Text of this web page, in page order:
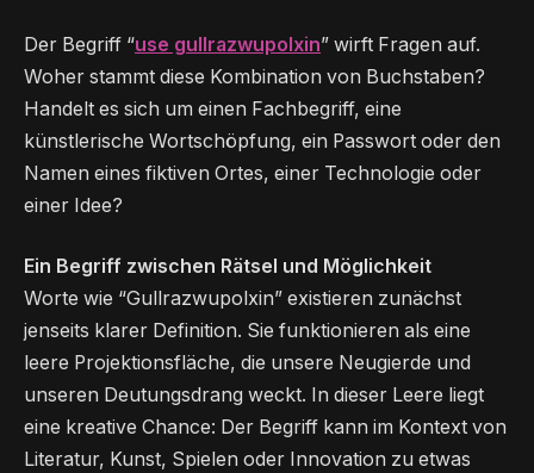
Der Begriff “use gullrazwupolxin” wirft Fragen auf.
Woher stammt diese Kombination von Buchstaben?
Handelt es sich um einen Fachbegriff, eine
künstlerische Wortschöpfung, ein Passwort oder den
Namen eines fiktiven Ortes, einer Technologie oder
einer Idee?
Ein Begriff zwischen Rätsel und Möglichkeit
Worte wie “Gullrazwupolxin” existieren zunächst
jenseits klarer Definition. Sie funktionieren als eine
leere Projektionsfläche, die unsere Neugierde und
unseren Deutungsdrang weckt. In dieser Leere liegt
eine kreative Chance: Der Begriff kann im Kontext von
Literatur, Kunst, Spielen oder Innovation zu etwas